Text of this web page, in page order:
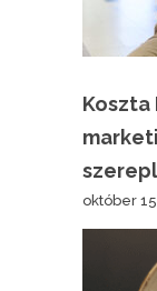
Koszta
október